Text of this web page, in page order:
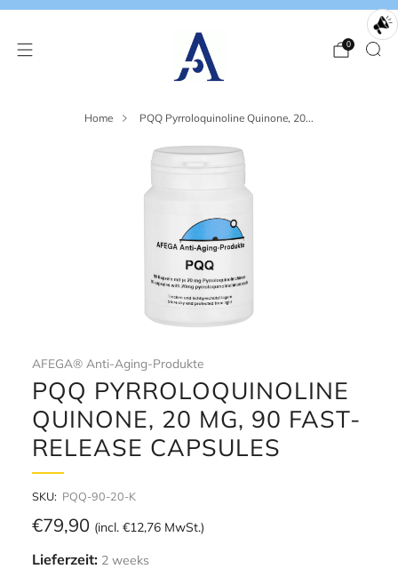
0
Home PQQ Pyrroloquinoline Quinone, 20...
AFEGA® Anti-Aging-Produkte
PQQ PYRROLOQUINOLINE
QUINONE, 20 MG, 90 FAST-
RELEASE CAPSULES
SKU: PQQ-90-20-K
Regular
price
€79,90 (incl. €12,76 MwSt.)
Lieferzeit: 2 weeks